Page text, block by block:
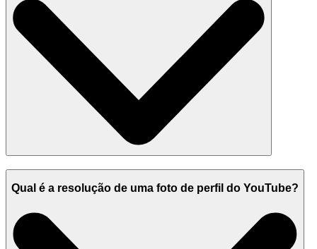
Qual é a resolução de uma foto de perfil do YouTube?